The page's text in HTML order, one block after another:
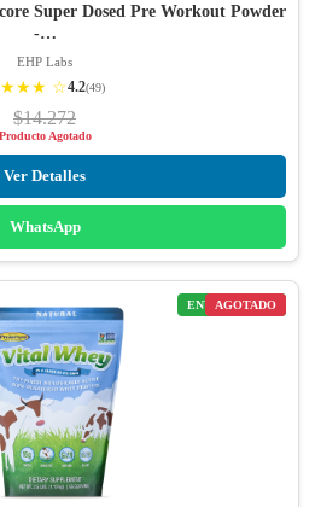
Super Dosed Pre Workout Powder
-…
EHP Labs
☆4.2(49)
$14.272
Producto Agotado
Ver Detalles
WhatsApp
ENVÍO GRATIS
AGOTADO